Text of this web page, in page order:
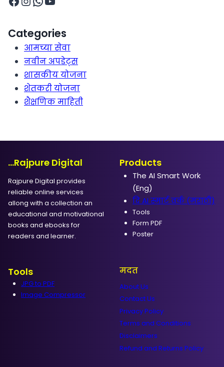
Categories
आमच्या सेवा
नवीन अपडेट्स
शासकीय योजना
शेतकरी योजना
शैक्षणिक माहिती
...Rajpure Digital
Rajpure Digital provides
reliable online services
allong with a collection an
educational and motivational
books and ebooks for
readers and learner.
Products
The AI Smart Work
(Eng)
दि AI स्मार्ट वर्क (मराठी)
Tools
Form PDF
Poster
Tools
JPG to PDF
Image Compressor
मदत
About Us
Contact Us
Privacy Policy
Terms and Conditions
Disclaimers
Refund and Returns Policy